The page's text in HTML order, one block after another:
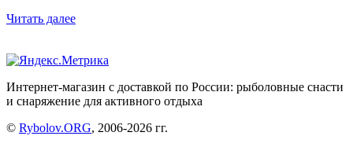
Читать далее
Интернет-магазин с доставкой по России: рыболовные снасти
и снаряжение для активного отдыха
© Rybolov.ORG, 2006-2026 гг.